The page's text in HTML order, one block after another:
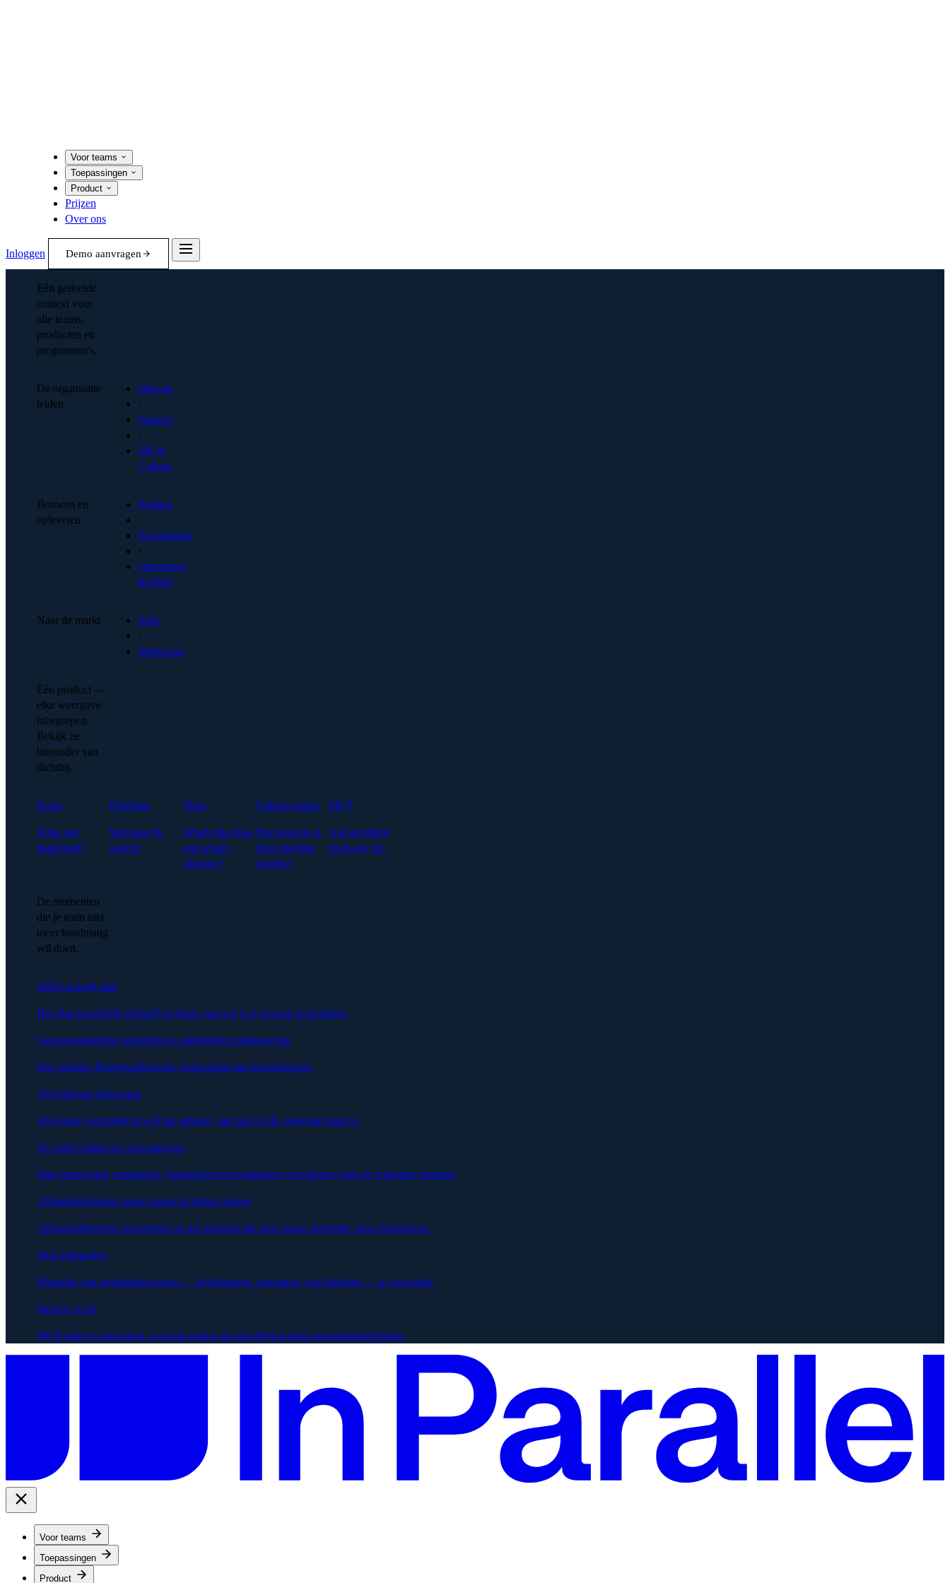
Voor teams
Toepassingen
Product
Prijzen
Over ons
Inloggen Demo aanvragen
Eén gedeelde
context voor
alle teams,
producten en
programma's.
De organisatie
leiden
Directie
·
Finance
·
HR &
Cultuur
Bouwen en
opleveren
Product
·
Engineering
·
Operations
& PMO
Naar de markt
Sales
·
Marketing
Eén product —
elke weergave
inbegrepen.
Bekijk ze
hieronder van
dichtbij.
Notes
What just
happened?
Briefings
Wat moet ik
weten?
Plans
What's the plan,
and what's
slipping?
Talking points
Wat moet ik in
deze meeting
zeggen?
MCP
Ask anything
from any AI.
De momenten
die je team niet
meer handmatig
wil doen.
Altijd actueel plan
Het plan herschrijft zichzelf op basis van wat er is gezegd en besloten.
Geautomatiseerde rapporten en stakeholdercommunicatie
Eén prompt. Doelgroepbewust. Gekoppeld aan bronmeetings.
Afwijkingen detecteren
Afwijking verschijnt terwijl het gebeurt, niet pas bij de volgende steerco.
De cirkel sluiten op toezeggingen
Elke toezegging vastgelegd. Vastgelopen toezeggingen verschijnen vóór de volgende meeting.
Afhankelijkheden tussen teams zichtbaar maken
Afhankelijkheden verschijnen op het moment dat twee teams hetzelfde risico benoemen.
Snel onboarden
Maanden aan organisatiecontext — beslissingen, eigenaren, geschiedenis — in seconden.
Stem je AI af
MCP-native contextlaag. AI-tools putten uit een altijd-actueel organisatiegeheugen.
Voor teams
Toepassingen
Product